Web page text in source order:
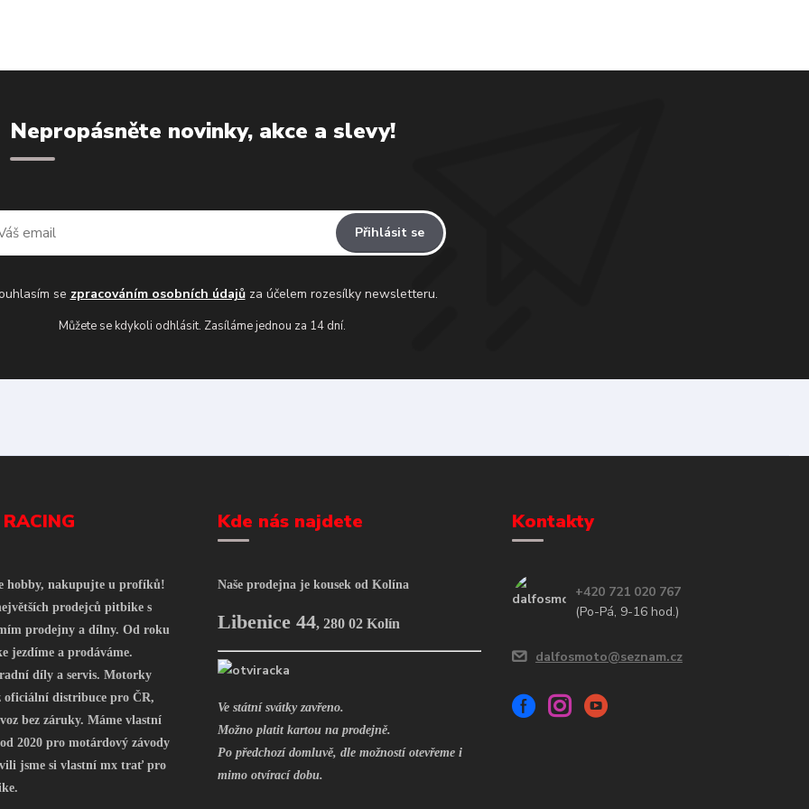
Nepropásněte novinky, akce a slevy!
Přihlásit se
se zpracováním osobních údajůza účelem rozesílky newsletteru.
Můžete se kdykoli odhlásit. Zasíláme jednou za 14 dní.
hobby, nakupujte u profíků!
prodejců pitbike s
prodejny a dílny. Od roku
jezdíme a prodáváme.
díly a servis. Motorky
oficiální distribuce pro ČR,
bez záruky. Máme vlastní
2020 pro motárdový závody
jsme si vlastní mx trať pro
Kde nás najdete
Naše prodejna je kousek od Kolína
Libenice 44, 280 02 Kolín
Ve státní svátky zavřeno.
Možno platit kartou na prodejně.
Po předchozí domluvě, dle možností otevřeme i
mimo otvírací dobu.
Kontakty
+420 721 020 767
(Po-Pá, 9-16 hod.)
dalfosmoto@seznam.cz